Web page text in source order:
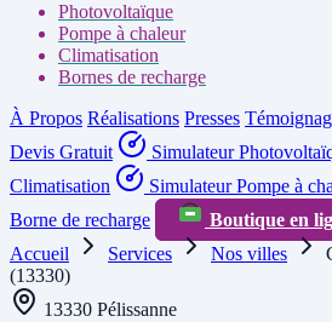
Photovoltaïque
Pompe à chaleur
Climatisation
Bornes de recharge
À Propos Réalisations Presses
Devis Gratuit
Simulateur
Climatisation
Simulateur Pompe à
Borne de recharge
Boutique en
Accueil
Services Nos villes
(13330)
13330 Pélissanne